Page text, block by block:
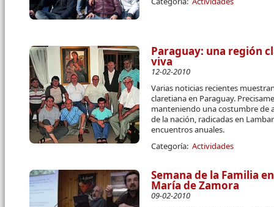
Paraguay: una región
viva
12-02-2010
Varias noticias recientes
claretiana en Paraguay.
manteniendo una costumbre de
de la nación, radicadas en
encuentros anuales.
Categoría: Actividades
Semana de la Familia
María de Zamora
09-02-2010